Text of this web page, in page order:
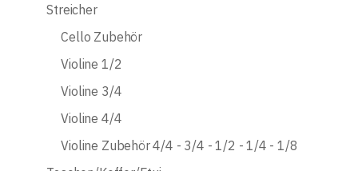
Streicher
Cello Zubehör
Violine 1/2
Violine 3/4
Violine 4/4
Violine Zubehör 4/4 - 3/4 - 1/2 - 1/4 - 1/8